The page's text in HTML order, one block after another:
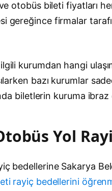
otobüs bileti fiyatları
gereğince firmalar
kurumdan hangi
bazı kurumlar
biletlerin kuruma
Yol
bedellerine Sakarya
rayiç bedellerini